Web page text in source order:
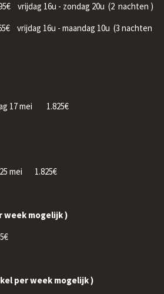
vrijdag 16u - zondag 20u (2 nachten )
vrijdag 16u - maandag 10u (3 nachten
17 mei 1.825€
25 mei 1.825€
week mogelijk )
per week mogelijk )